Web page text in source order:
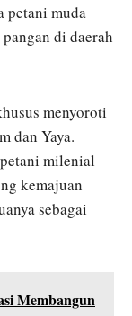
petani muda
di daerah
menyoroti
dan Yaya.
milenial
kemajuan
sebagai
Membangun